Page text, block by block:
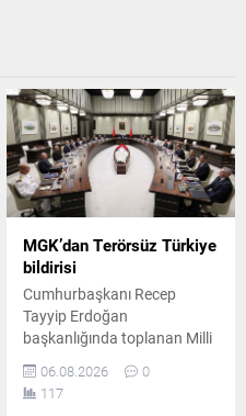
MGK’dan Terörsüz Türkiye
bildirisi
Cumhurbaşkanı Recep
Tayyip Erdoğan
başkanlığında toplanan Milli
Güvenlik Kurulu'nun
ardından yayımlanan
bildiride, "Terörsüz Türkiye"
06.08.2026
0
117